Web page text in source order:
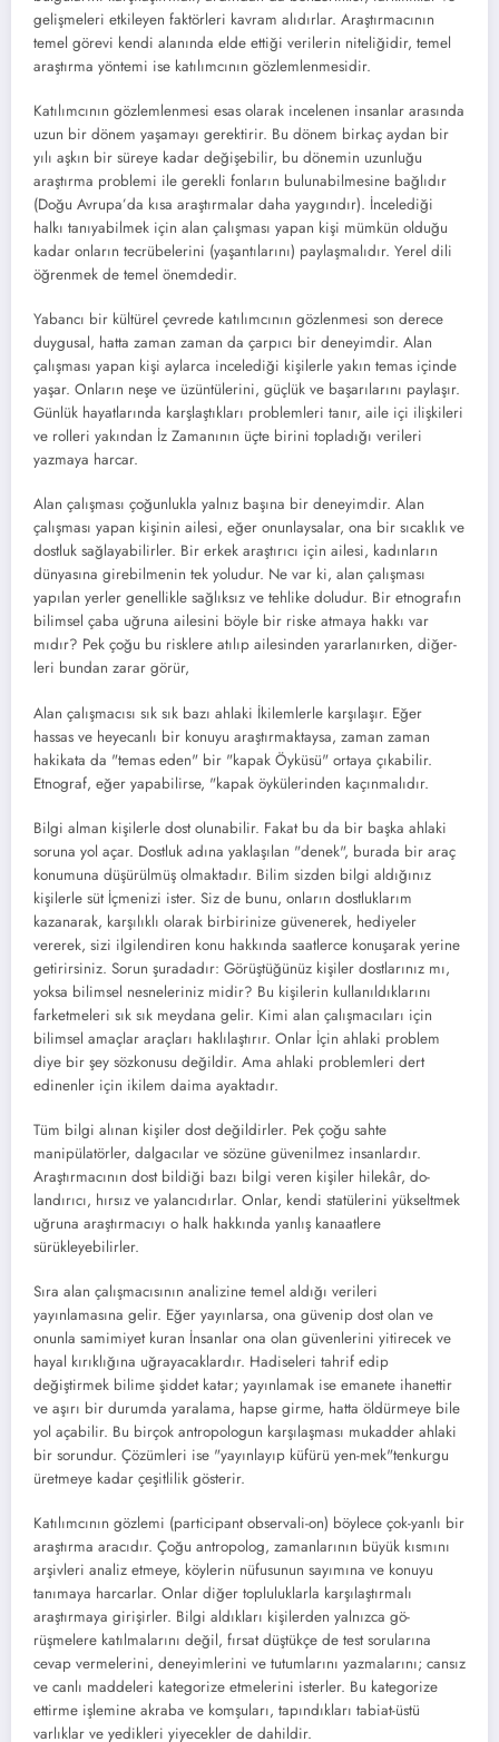
gelişmeleri etkile­yen faktörleri kavram alıdırlar. Araştırmacının
temel görevi kendi alanında elde ettiği verile­rin niteliğidir, temel
araştırma yöntemi ise ka­tılımcının gözlemlenmesidir.
Katılımcının gözlemlenmesi esas olarak ince­lenen insanlar arasında
uzun bir dönem yaşa­mayı gerektirir. Bu dönem birkaç aydan bir
yı­lı aşkın bir süreye kadar değişebilir, bu döne­min uzunluğu
araştırma problemi ile gerekli fonların bulunabilmesine bağlıdır
(Doğu Av­rupa’da kısa araştırmalar daha yaygındır). İn­celediği
halkı tanıyabilmek için alan çalışması yapan kişi mümkün olduğu
kadar onların tec­rübelerini (yaşantılarını) paylaşmalıdır. Yerel dili
öğrenmek de temel önemdedir.
Yabancı bir kültürel çevrede katılımcının gözlenmesi son derece
duygusal, hatta zaman zaman da çarpıcı bir deneyimdir. Alan
çalış­ması yapan kişi aylarca incelediği kişilerle ya­kın temas içinde
yaşar. Onların neşe ve üzün­tülerini, güçlük ve başarılarını paylaşır.
Gün­lük hayatlarında karşlaştıkları problemleri ta­nır, aile içi ilişkileri
ve rolleri yakından İz Zamanının üçte birini topladığı verileri
yazma­ya harcar.
Alan çalışması çoğunlukla yalnız başına bir deneyimdir. Alan
çalışması yapan kişinin aile­si, eğer onunlaysalar, ona bir sıcaklık ve
dost­luk sağlayabilirler. Bir erkek araştırıcı için aile­si, kadınların
dünyasına girebilmenin tek yolu­dur. Ne var ki, alan çalışması
yapılan yerler ge­nellikle sağlıksız ve tehlike doludur. Bir etnog­rafın
bilimsel çaba uğruna ailesini böyle bir riske atmaya hakkı var
mıdır? Pek çoğu bu risklere atılıp ailesinden yararlanırken, diğer­
leri bundan zarar görür,
Alan çalışmacısı sık sık bazı ahlaki İkilemler­le karşılaşır. Eğer
hassas ve heyecanlı bir ko­nuyu araştırmaktaysa, zaman zaman
hakikata da "temas eden" bir "kapak Öyküsü" ortaya çı­kabilir.
Etnograf, eğer yapabilirse, "kapak öy­külerinden kaçınmalıdır.
Bilgi alman kişilerle dost olunabilir. Fakat bu da bir başka ahlaki
soruna yol açar. Dost­luk adına yaklaşılan "denek", burada bir araç
konumuna düşürülmüş olmaktadır. Bilim siz­den bilgi aldığınız
kişilerle süt İçmenizi ister. Siz de bunu, onların dostluklarım
kazanarak, karşılıklı olarak birbirinize güvenerek, hediye­ler
vererek, sizi ilgilendiren konu hakkında sa­atlerce konuşarak yerine
getirirsiniz. Sorun şu­radadır: Görüştüğünüz kişiler dostlarınız mı,
yoksa bilimsel nesneleriniz midir? Bu kişile­rin kullanıldıklarını
farketmeleri sık sık mey­dana gelir. Kimi alan çalışmacıları için
bilim­sel amaçlar araçları haklılaştırır. Onlar İçin ah­laki problem
diye bir şey sözkonusu değildir. Ama ahlaki problemleri dert
edinenler için ikilem daima ayaktadır.
Tüm bilgi alınan kişiler dost değildirler. Pek çoğu sahte
manipülatörler, dalgacılar ve sözü­ne güvenilmez insanlardır.
Araştırmacının dost bildiği bazı bilgi veren kişiler hilekâr, do­
landırıcı, hırsız ve yalancıdırlar. Onlar, kendi statülerini yükseltmek
uğruna araştırmacıyı o halk hakkında yanlış kanaatlere
sürükleyebilir­ler.
Sıra alan çalışmacısının analizine temel aldı­ğı verileri
yayınlamasına gelir. Eğer yayınlar­sa, ona güvenip dost olan ve
onunla samimiyet kuran İnsanlar ona olan güvenlerini yitire­cek ve
hayal kırıklığına uğrayacaklardır. Hadi­seleri tahrif edip
değiştirmek bilime şiddet ka­tar; yayınlamak ise emanete ihanettir
ve aşırı bir durumda yaralama, hapse girme, hatta öl­dürmeye bile
yol açabilir. Bu birçok antropo­logun karşılaşması mukadder ahlaki
bir sorun­dur. Çözümleri ise "yayınlayıp küfürü yen-mek"tenkurgu
üretmeye kadar çeşitlilik göste­rir.
Katılımcının gözlemi (participant observali-on) böylece çok-yanlı bir
araştırma aracıdır. Çoğu antropolog, zamanlarının büyük kısmını
arşivleri analiz etmeye, köylerin nüfusunun sa­yımına ve konuyu
tanımaya harcarlar. Onlar diğer topluluklarla karşılaştırmalı
araştırmaya girişirler. Bilgi aldıkları kişilerden yalnızca gö­
rüşmelere katılmalarını değil, fırsat düştükçe de test sorularına
cevap vermelerini, deneyim­lerini ve tutumlarını yazmalarını; cansız
ve canlı maddeleri kategorize etmelerini isterler. Bu kategorize
ettirme işlemine akraba ve komşuları, tapındıkları tabiat-üstü
varlıklar ve yedikleri yiyecekler de dahildir.